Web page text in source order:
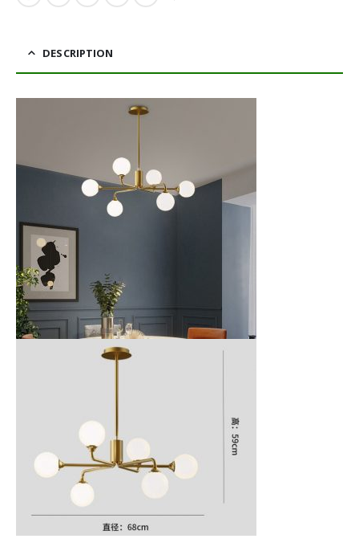
DESCRIPTION